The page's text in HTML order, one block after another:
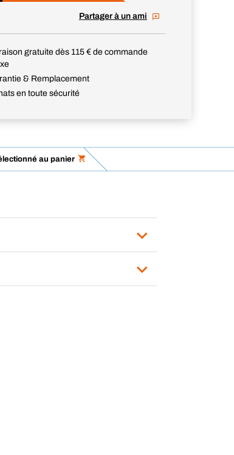
Partager à un ami
gratuite dès 115 € de commande
& Remplacement
en toute sécurité
au panier